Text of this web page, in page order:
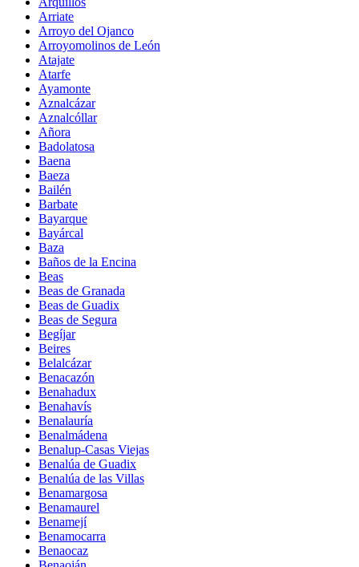
Arriate
Arroyo del Ojanco
Arroyomolinos de León
Atajate
Atarfe
Ayamonte
Aznalcázar
Aznalcóllar
Añora
Badolatosa
Baena
Baeza
Bailén
Barbate
Bayarque
Bayárcal
Baza
Baños de la Encina
Beas
Beas de Granada
Beas de Guadix
Beas de Segura
Begíjar
Beires
Belalcázar
Benacazón
Benahadux
Benahavís
Benalauría
Benalmádena
Benalup-Casas Viejas
Benalúa de Guadix
Benalúa de las Villas
Benamargosa
Benamaurel
Benamejí
Benamocarra
Benaocaz